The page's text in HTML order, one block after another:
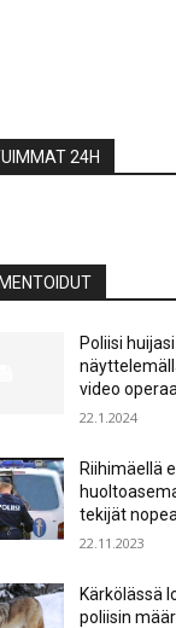
24H
Poliisi
video
22.1.2024
Riihimäellä
tekijät
22.11.2023
Kärkölässä
poliisin